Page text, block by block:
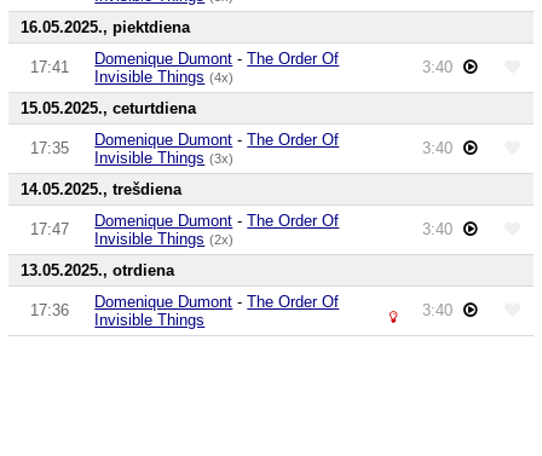
16.05.2025., piektdiena
17:41 Domenique Dumont -The Order Of
Invisible Things (4x)
3:40
15.05.2025., ceturtdiena
17:35 Domenique Dumont -The Order Of
Invisible Things (3x)
3:40
14.05.2025., trešdiena
17:47 Domenique Dumont -The Order Of
Invisible Things (2x)
3:40
13.05.2025., otrdiena
17:36 Domenique Dumont -The Order Of
Invisible Things
3:40